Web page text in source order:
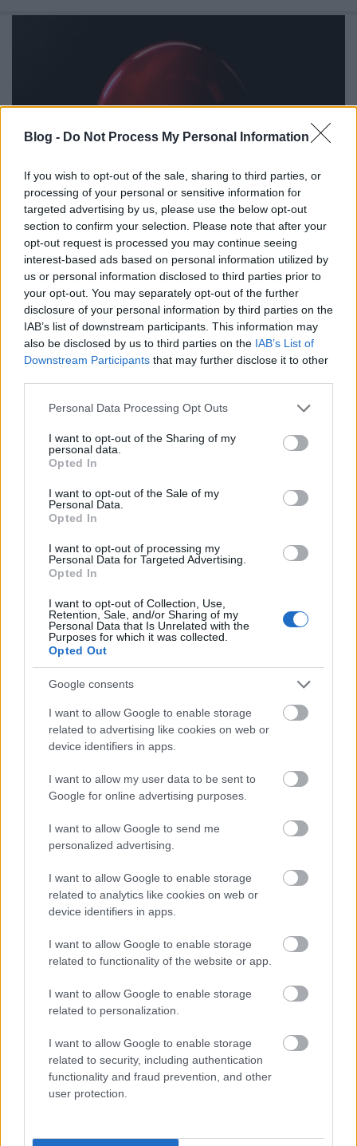
Blog - Do Not Process My Personal Information
If you wish to opt-out of the sale, sharing to third parties, or
processing of your personal or sensitive information for
targeted advertising by us, please use the below opt-out
section to confirm your selection. Please note that after your
opt-out request is processed you may continue seeing
interest-based ads based on personal information utilized by
us or personal information disclosed to third parties prior to
your opt-out. You may separately opt-out of the further
disclosure of your personal information by third parties on the
IAB’s list of downstream participants. This information may
also be disclosed by us to third parties on the IAB’s List of
Downstream Participants that may further disclose it to other
Please note that this website/app uses one or more Google
not limited to your visit or usage behaviour. You may click to
grant or deny consent to Google and its third-party tags to
use your data for below specified purposes in below Google
consent section.
Personal Data Processing Opt Outs
I want to opt-out of the Sharing of my
personal data.
Opted In
I want to opt-out of the Sale of my
Personal Data.
Opted In
I want to opt-out of processing my
Personal Data for Targeted Advertising.
Opted In
I want to opt-out of Collection, Use,
Retention, Sale, and/or Sharing of my
Personal Data that Is Unrelated with the
Purposes for which it was collected.
Opted Out
Google consents
I want to allow Google to enable storage
related to advertising like cookies on web or
device identifiers in apps.
I want to allow my user data to be sent to
Google for online advertising purposes.
I want to allow Google to send me
personalized advertising.
I want to allow Google to enable storage
related to analytics like cookies on web or
device identifiers in apps.
I want to allow Google to enable storage
related to functionality of the website or app.
I want to allow Google to enable storage
related to personalization.
I want to allow Google to enable storage
related to security, including authentication
functionality and fraud prevention, and other
user protection.
magyar box office: ez
Takács Máté 2017. szeptember 11.
Nem mintha nálunk szükség lett volna rá, de az Az
hasonlóképpen felrázta a kasszákat: a horror-
adaptáció az amerikaival megegyező nyitányt
jegyez, igaz, más pénznemben. A fantasztikus
leszállította a maga megbecsülendő vagy elnézhető
rajtját, ami a…
heti bemutatók (2017.9.7.)
Takács Máté•2017. szeptember 07.
Megnevezhetetlen gonosz, megkísértő tizedes,
élvezett lét, animált jetiutódok, reményvesztett
északiak, rendetlenkedő osztagosok, szeles folyók .
Heti bemutatók.